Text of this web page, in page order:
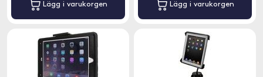
Lägg i varukorgen Lägg i varukorgen